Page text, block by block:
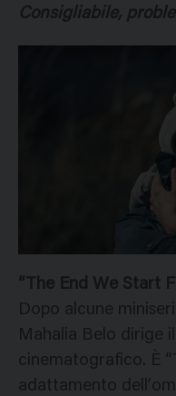
Consigliabile,
“The End We Start
Dopo alcune
Mahalia Belo dirige
cinematografico. È
adattamento